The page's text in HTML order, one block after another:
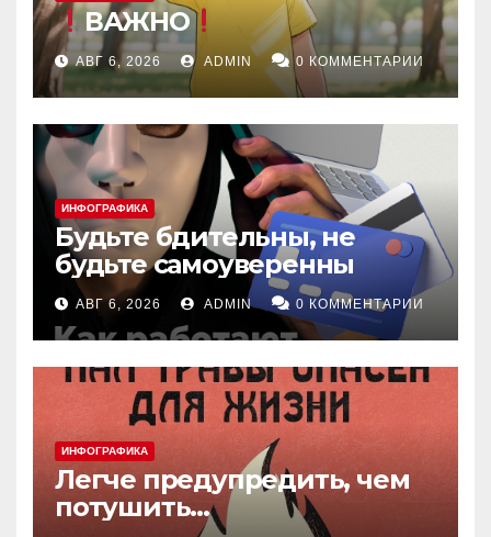
ВАЖНО
АВГ 6, 2026 ADMIN 0 КОММЕНТАРИИ
ИНФОГРАФИКА
Будьте бдительны, не
будьте самоуверенны
АВГ 6, 2026 ADMIN 0 КОММЕНТАРИИ
ИНФОГРАФИКА
Легче предупредить, чем
потушить…